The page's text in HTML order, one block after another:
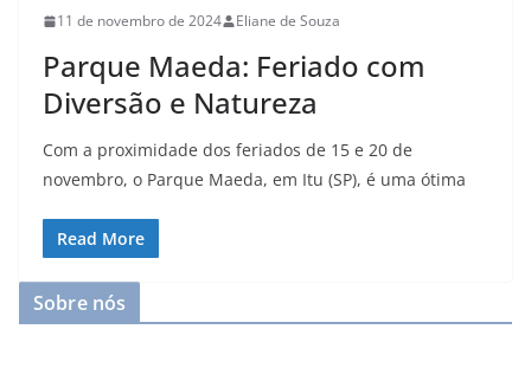
11 de novembro de 2024 Eliane de Souza
Parque Maeda: Feriado com
Diversão e Natureza
Com a proximidade dos feriados de 15 e 20 de
novembro, o Parque Maeda, em Itu (SP), é uma ótima
Read More
Sobre nós